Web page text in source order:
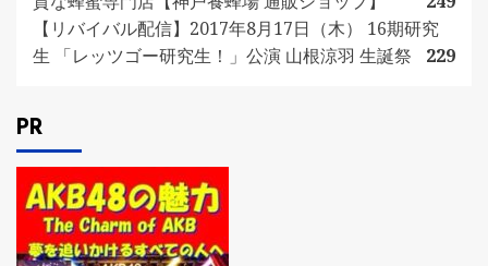
【リバイバル配信】2017年8月17日（木） 16期研究
生 「レッツゴー研究生！」公演 山根涼羽 生誕祭
229
PR